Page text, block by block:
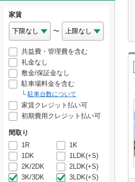
家賃
〜
共益費・管理費を含む
礼金なし
敷金/保証金なし
駐車場料金を含む
駐車台数について
家賃クレジット払い可
初期費用クレジット払い可
間取り
1R
1K
1DK
1LDK(+S)
2K/2DK
2LDK(+S)
3K/3DK
3LDK(+S)